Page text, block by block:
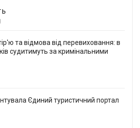
та відмова від перевиховання: в
судитимуть за кримінальними
Єдиний туристичний портал